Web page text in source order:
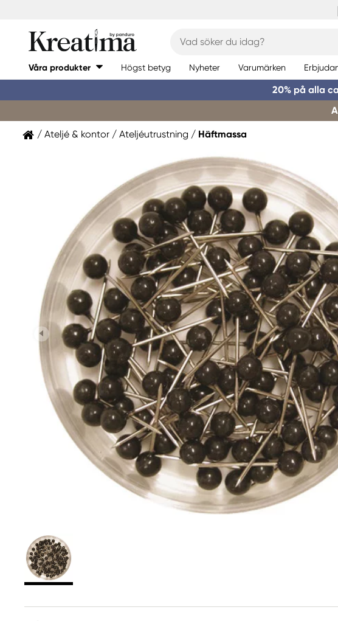
Våra produkter Högst betyg Nyheter Varumärken
20% på alla
Ateljé & kontor Ateljéutrustning Häftmassa